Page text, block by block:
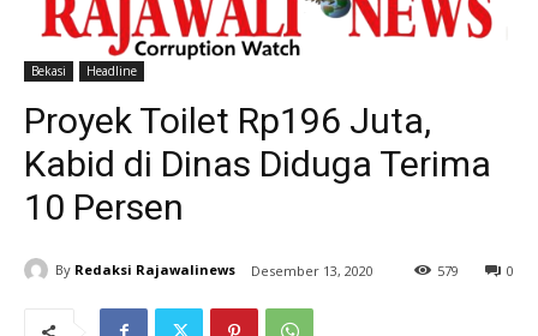
Bekasi Headline
Proyek Toilet Rp196 Juta,
Kabid di Dinas Diduga Terima
10 Persen
By Redaksi Rajawalinews Desember 13, 2020 0
579